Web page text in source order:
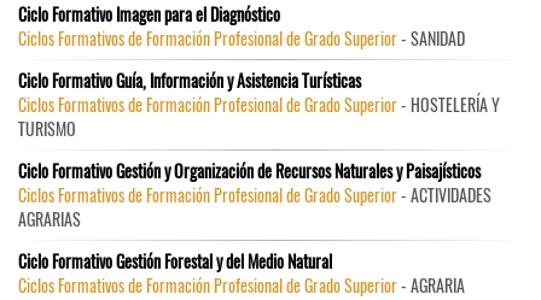
Ciclo Formativo Imagen para el Diagnóstico
Ciclos Formativos de Formación Profesional de Grado Superior- SANIDAD
Ciclo Formativo Guía, Información y Asistencia Turísticas
Ciclos Formativos de Formación Profesional de Grado Superior- HOSTELERÍA Y
TURISMO
Ciclo Formativo Gestión y Organización de Recursos Naturales y Paisajísticos
Ciclos Formativos de Formación Profesional de Grado Superior- ACTIVIDADES
AGRARIAS
Ciclo Formativo Gestión Forestal y del Medio Natural
Ciclos Formativos de Formación Profesional de Grado Superior- AGRARIA